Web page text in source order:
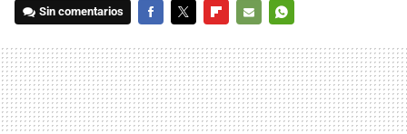
Sin comentarios
MAIL